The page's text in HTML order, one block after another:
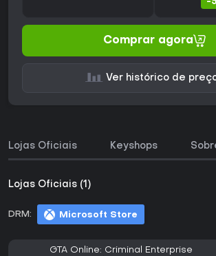
-
Comprar agora
Ver histórico de
Lojas Oficiais Keyshops
Lojas Oficiais (1)
DRM: Microsoft Store
GTA Online: Criminal Enterprise